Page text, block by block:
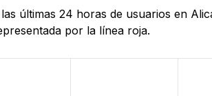
últimas 24 horas de usuarios en
por la línea roja.